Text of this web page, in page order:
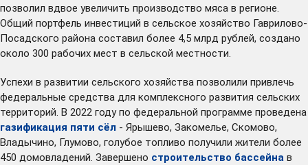
позволил вдвое увеличить производство мяса в регионе.
Общий портфель инвестиций в сельское хозяйство Гаврилово-
Посадского района составил более 4,5 млрд рублей, создано
около 300 рабочих мест в сельской местности.
Успехи в развитии сельского хозяйства позволили привлечь
федеральные средства для комплексного развития сельских
территорий. В 2022 году по федеральной программе проведена
газификация пяти сёл - Ярышево, Закомелье, Скомово,
Владычино, Глумово, голубое топливо получили жители более
450 домовладений. Завершено строительство бассейна в